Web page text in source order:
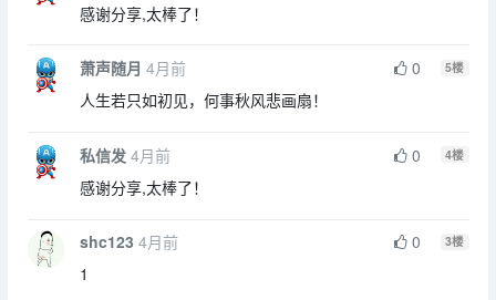
感谢分享,太棒了！
萧声随月 4月前 0 5楼
人生若只如初见，何事秋风悲画扇！
私信发 4月前 0 4楼
感谢分享,太棒了！
shc123 4月前 0 3楼
1